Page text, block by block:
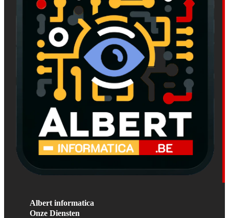
Albert informatica
Onze Diensten